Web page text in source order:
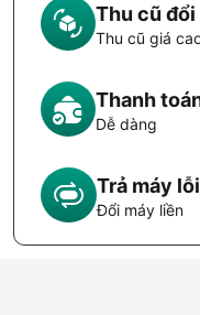
Thu cũ đổi
Thu cũ giá
Thanh
Dễ dàng
Trả máy lỗi
Đổi máy liền